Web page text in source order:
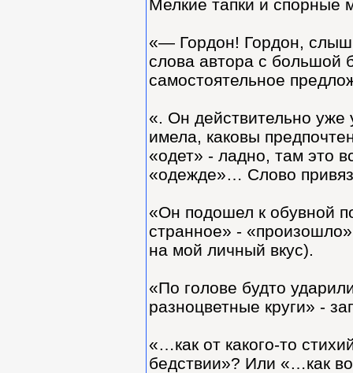
Мелкие тапки и спорные
«— Гордон! Гордон,
слова автора с большой
самостоятельное
«. Он действительно уже
имела, каковы
«одет» - ладно, там это
«одежде»… Слово
«Он подошел к обувной
странное» -
на мой личный вкус).
«По голове будто
разноцветные круги» -
«…как от какого-то
бедствии»? Или «…как